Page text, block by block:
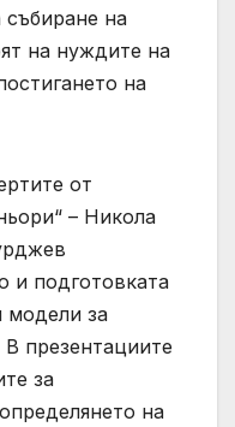
на
на нуждите на
на
от
– Никола
и подготовката
модели за
презентациите
за
на